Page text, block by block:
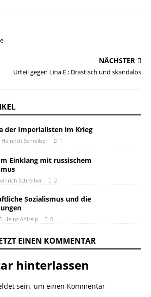
NÄCHSTER
Urteil gegen Lina E.: Drastisch und skandalös
der Imperialisten im Krieg
Heinrich Schreiber 1
Einklang mit russischem
Schreiber 2
Sozialismus und die
Heinz Ahlreip 0
EINEN KOMMENTAR
hinterlassen
sein, um einen Kommentar